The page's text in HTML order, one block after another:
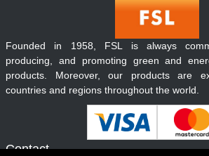
Contact
Founded in 1958, FSL is always
producing, and promoting green and
products. Moreover, our products are
countries and regions throughout the world.